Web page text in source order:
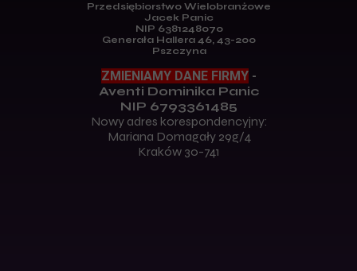
Przedsiębiorstwo Wielobranżowe
Jacek Panic
NIP 6381248070
Generała Hallera 46, 43-200
Pszczyna
ZMIENIAMY DANE FIRMY -
Aventi Dominika Panic
NIP 6793361485
Nowy adres korespondencyjny:
Mariana Domagały 29g/4
Kraków 30-741